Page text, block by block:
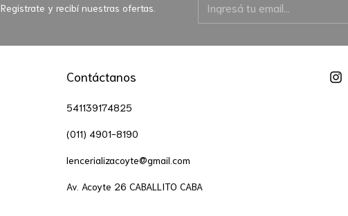
Registrate y recibí nuestras ofertas.
Contáctanos
541139174825
(011) 4901-8190
lencerializacoyte@gmail.com
Av. Acoyte 26 CABALLITO CABA